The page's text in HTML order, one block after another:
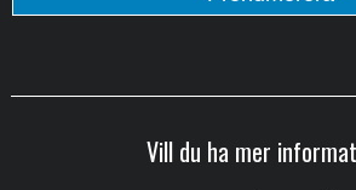
Vill du ha mer